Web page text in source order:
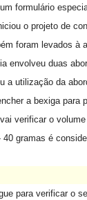
formulário
o projeto de
foram levados à
envolveu duas
a utilização da
a bexiga para
verificar o
gramas é
para verificar o